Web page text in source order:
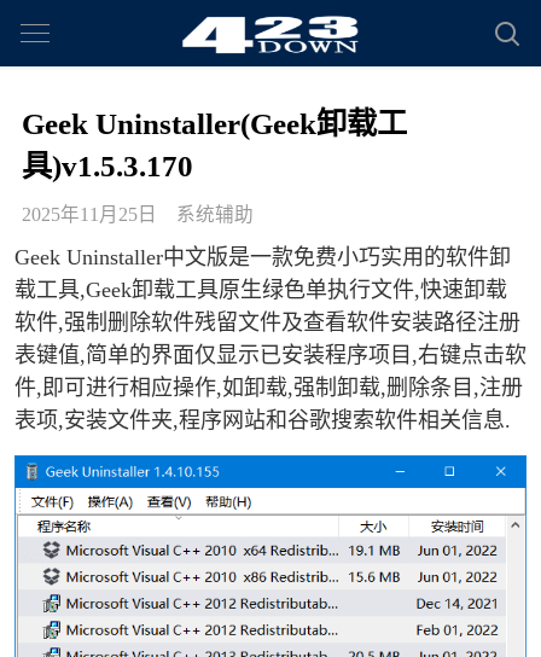
Geek Uninstaller(Geek卸载工
具)v1.5.3.170
2025年11月25日 系统辅助
Geek Uninstaller中文版是一款免费小巧实用的软件卸
载工具,Geek卸载工具原生绿色单执行文件,快速卸载
软件,强制删除软件残留文件及查看软件安装路径注册
表键值,简单的界面仅显示已安装程序项目,右键点击软
件,即可进行相应操作,如卸载,强制卸载,删除条目,注册
表项,安装文件夹,程序网站和谷歌搜索软件相关信息.